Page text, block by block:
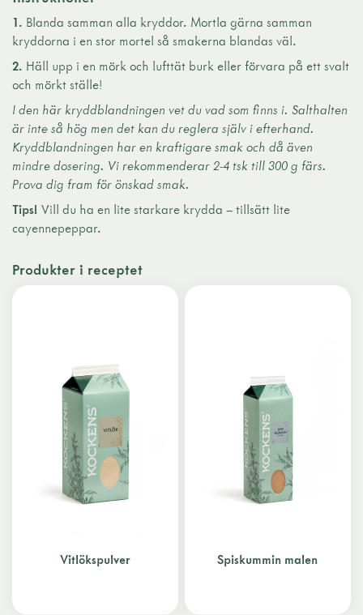
1. Blanda samman alla kryddor. Mortla gärna samman
kryddorna i en stor mortel så smakerna blandas väl.
2. Häll upp i en mörk och lufttät burk eller förvara på ett svalt
och mörkt ställe!
I den här kryddblandningen vet du vad som finns i. Salthalten
är inte så hög men det kan du reglera själv i efterhand.
Kryddblandningen har en kraftigare smak och då även
mindre dosering. Vi rekommenderar 2-4 tsk till 300 g färs.
Prova dig fram för önskad smak.
Tips! Vill du ha en lite starkare krydda – tillsätt lite
cayennepeppar.
Produkter i receptet
Vitlökspulver Spiskummin malen